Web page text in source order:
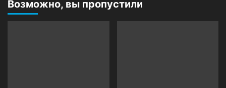
Возможно, вы пропустили